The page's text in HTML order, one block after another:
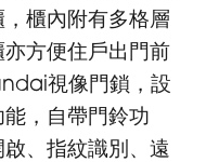
櫃內附有多格層
方便住戶出門前
視像門鎖，設
，自帶門鈴功
、指紋識別、遠